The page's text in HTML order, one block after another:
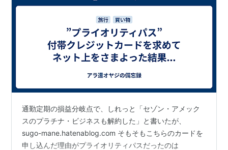
通勤定期の損益分岐点で、しれっと「セゾン・アメック
スのプラチナ・ビジネスも解約した」と書いたが、
sugo-mane.hatenablog.com そもそもこちらのカードを
申し込んだ理由がプライオリティパスだったのは